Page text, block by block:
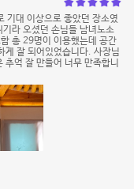
기대 이상으로 좋았던 장소였
라 오셨던 손님들 남녀노소
총 29명이 이용했는데 공간
게 잘 되어있었습니다. 사장님
억 잘 만들어 너무 만족합니